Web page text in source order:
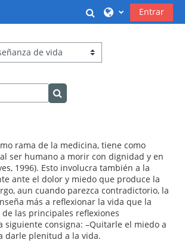
Selector de
Entrar
Buscar cursos
rama de la medicina, tiene como
ser humano a morir con dignidad y en
1996). Esto involucra también a la
ante el dolor y miedo que produce la
aun cuando parezca contradictorio, la
más a reflexionar la vida que la
las principales reflexiones
siguiente consigna: –Quitarle el miedo a
darle plenitud a la vida.